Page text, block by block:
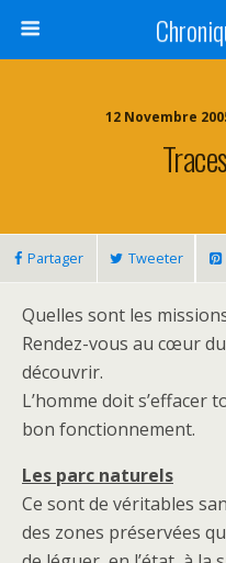
12 Novembre
Partager Tweeter
Quelles sont les
Rendez-vous au cœur
découvrir.
L’homme doit s’effacer
bon fonctionnement.
Les parc naturels
Ce sont de véritables
des zones préservées